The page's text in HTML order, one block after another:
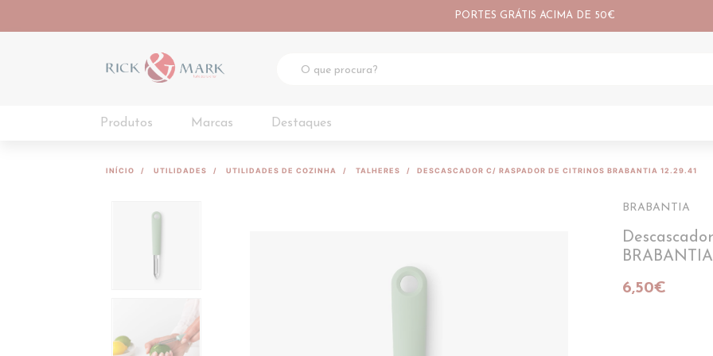
PORTES GRÁTIS ACIMA DE 50€
Produtos Marcas Destaques
INÍCIO UTILIDADES UTILIDADES DE COZINHA TALHERES DESCASCADOR C/ RASPADOR DE CITRINOS BRABANTIA 12.29.41
BRABANTIA
BRABANTIA
6,50€